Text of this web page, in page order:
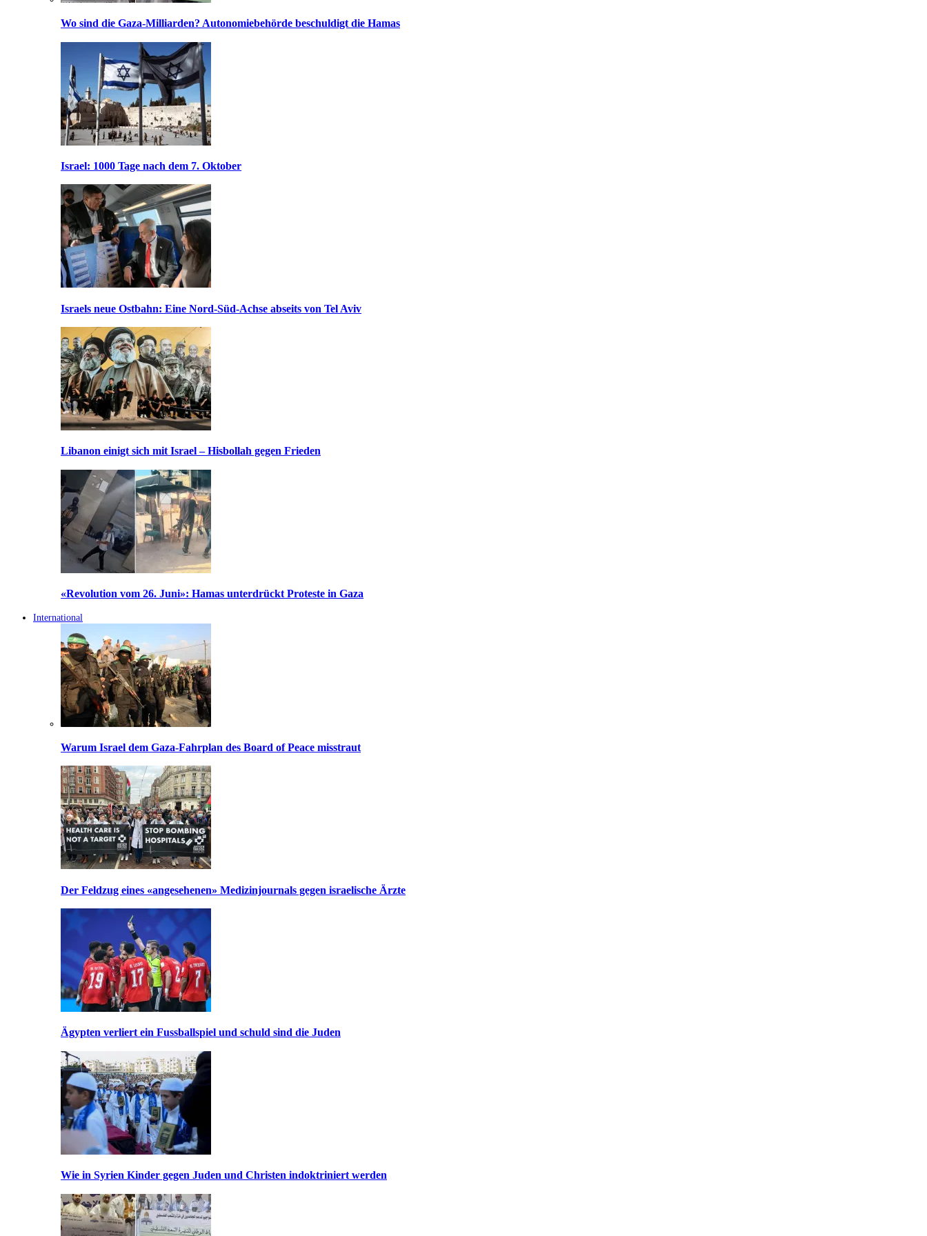
Wo sind die Gaza-Milliarden? Autonomiebehörde beschuldigt die Hamas
Israel: 1000 Tage nach dem 7. Oktober
Israels neue Ostbahn: Eine Nord-Süd-Achse abseits von Tel Aviv
Libanon einigt sich mit Israel – Hisbollah gegen Frieden
«Revolution vom 26. Juni»: Hamas unterdrückt Proteste in Gaza
International
Warum Israel dem Gaza-Fahrplan des Board of Peace misstraut
Der Feldzug eines «angesehenen» Medizinjournals gegen israelische Ärzte
Ägypten verliert ein Fussballspiel und schuld sind die Juden
Wie in Syrien Kinder gegen Juden und Christen indoktriniert werden